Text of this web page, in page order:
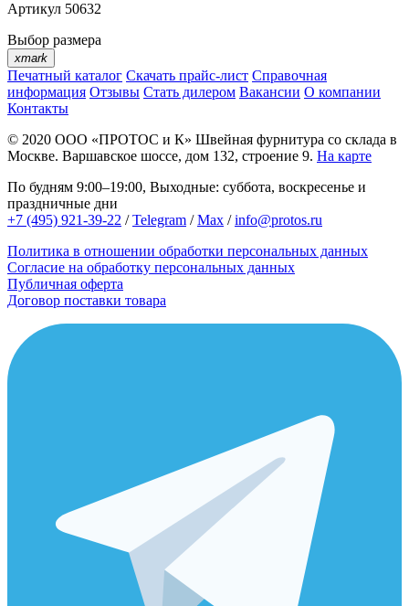
Артикул 50632
Выбор размера
xmark
Печатный каталог Скачать прайс-лист Справочная
информация Отзывы Стать дилером Вакансии О компании
Контакты
© 2020 ООО «ПРОТОС и К» Швейная фурнитура со склада в
Москве. Варшавское шоссе, дом 132, строение 9. На карте
По будням 9:00–19:00, Выходные: суббота, воскресенье и
праздничные дни
+7 (495) 921-39-22 /Telegram /Max /info@protos.ru
Политика в отношении обработки персональных данных
Согласие на обработку персональных данных
Публичная оферта
Договор поставки товара